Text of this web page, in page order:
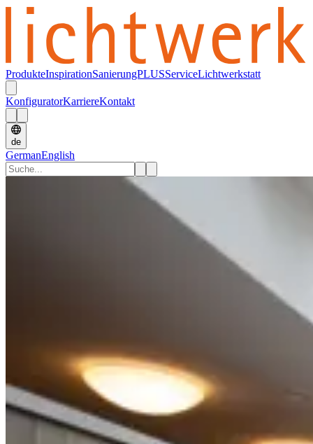
ProdukteInspirationSanierungPLUSServiceLichtwerkstatt
KonfiguratorKarriereKontakt
de
GermanEnglish